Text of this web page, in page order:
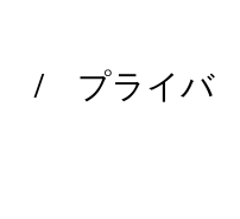
/ プライバ